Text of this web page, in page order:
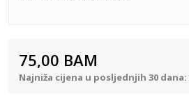
75,00 BAM
Najniža cijena u posljednjih 30 dana: